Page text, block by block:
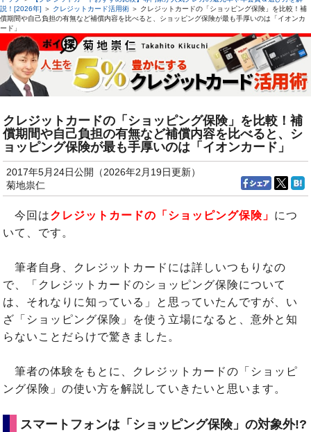
説！[2026年] ＞ クレジットカード活用術 ＞ クレジットカードの「ショッピング保険」を比較！補
償期間や自己負担の有無など補償内容を比べると、ショッピング保険が最も手厚いのは「イオンカ
ード」
クレジットカードの「ショッピング保険」を比較！補
償期間や自己負担の有無など補償内容を比べると、シ
ョッピング保険が最も手厚いのは「イオンカード」
2017年5月24日公開（2026年2月19日更新）
菊地祟仁
今回はクレジットカードの「ショッピング保険」 につ
いて、です。
筆者自身、クレジットカードには詳しいつもりなの
で、「クレジットカードのショッピング保険について
は、それなりに知っている」と思っていたんですが、い
ざ「ショッピング保険」を使う立場になると、意外と知
らないことだらけで驚きました。
筆者の体験をもとに、クレジットカードの「ショッピ
ング保険」の使い方を解説していきたいと思います。
スマートフォンは「ショッピング保険」の対象外!?